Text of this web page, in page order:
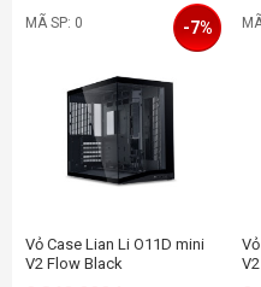
này cũng giúp cho việc tùy
Thiết kế nhằm cải thiện luồng
sau và 3 fan 140mm ở đáy
MÃ SP: 0
Vỏ Case Lian Li O11D mini
V2 Flow Black
-7%